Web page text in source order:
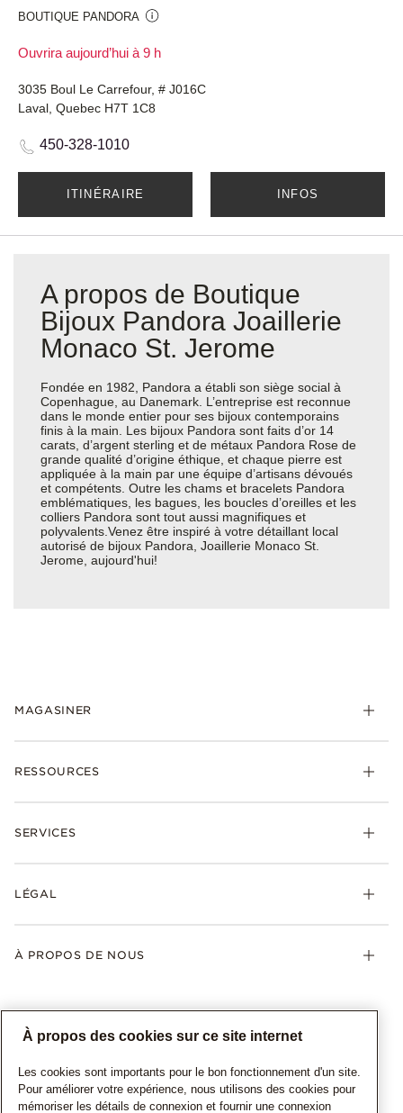
BOUTIQUE PANDORA
Ouvrira aujourd’hui à 9 h
3035 Boul Le Carrefour, # J016C
Laval, Quebec H7T 1C8
450-328-1010
ITINÉRAIRE INFOS
A propos de Boutique
Bijoux Pandora Joaillerie
Monaco St. Jerome
Fondée en 1982, Pandora a établi son siège social à
Copenhague, au Danemark. L’entreprise est reconnue
dans le monde entier pour ses bijoux contemporains
finis à la main. Les bijoux Pandora sont faits d’or 14
carats, d’argent sterling et de métaux Pandora Rose de
grande qualité d’origine éthique, et chaque pierre est
appliquée à la main par une équipe d’artisans dévoués
et compétents. Outre les chams et bracelets Pandora
emblématiques, les bagues, les boucles d’oreilles et les
colliers Pandora sont tout aussi magnifiques et
polyvalents.Venez être inspiré à votre détaillant local
autorisé de bijoux Pandora, Joaillerie Monaco St.
Jerome, aujourd'hui!
MAGASINER
RESSOURCES
SERVICES
LÉGAL
À PROPOS DE NOUS
À propos des cookies sur ce site internet
Les cookies sont importants pour le bon fonctionnement d'un site.
Pour améliorer votre expérience, nous utilisons des cookies pour
mémoriser les détails de connexion et fournir une connexion